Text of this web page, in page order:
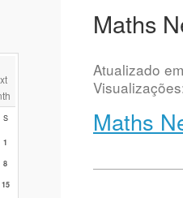
S
1
8
15
Maths
Atualizado
Maths